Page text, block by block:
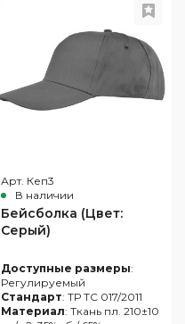
Арт. Кеп3
В наличии
Бейсболка (Цвет:
Серый)
Доступные размеры:
Регулируемый
Стандарт: ТР ТС 017/2011
Материал: Ткань пл. 210±10